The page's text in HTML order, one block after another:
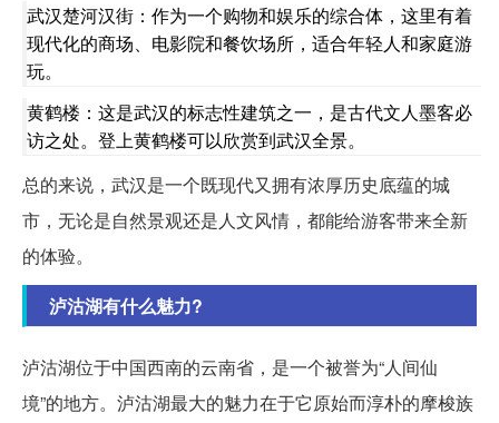
武汉楚河汉街：作为一个购物和娱乐的综合体，这里有着
现代化的商场、电影院和餐饮场所，适合年轻人和家庭游
玩。
黄鹤楼：这是武汉的标志性建筑之一，是古代文人墨客必
访之处。登上黄鹤楼可以欣赏到武汉全景。
总的来说，武汉是一个既现代又拥有浓厚历史底蕴的城
市，无论是自然景观还是人文风情，都能给游客带来全新
的体验。
泸沽湖有什么魅力?
泸沽湖位于中国西南的云南省，是一个被誉为“人间仙
境”的地方。泸沽湖最大的魅力在于它原始而淳朴的摩梭族